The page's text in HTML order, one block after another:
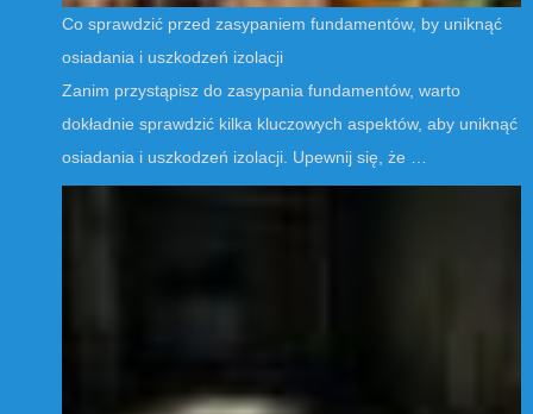
Co sprawdzić przed zasypaniem fundamentów, by uniknąć
osiadania i uszkodzeń izolacji
Zanim przystąpisz do zasypania fundamentów, warto
dokładnie sprawdzić kilka kluczowych aspektów, aby uniknąć
osiadania i uszkodzeń izolacji. Upewnij się, że …